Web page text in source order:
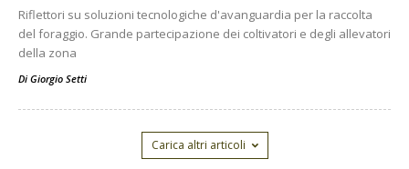
Riflettori su soluzioni tecnologiche d'avanguardia per la raccolta
del foraggio. Grande partecipazione dei coltivatori e degli allevatori
della zona
Di Giorgio Setti
Carica altri articoli